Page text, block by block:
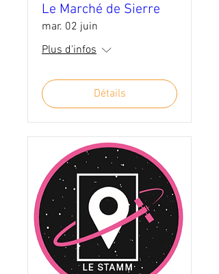
Le Marché de Sierre
mar. 02 juin
Plus d'infos
Détails